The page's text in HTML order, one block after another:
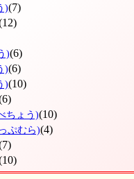
)(7)
)(6)
)(6)
)(10)
ちょう)(10)
ぷむら)(4)